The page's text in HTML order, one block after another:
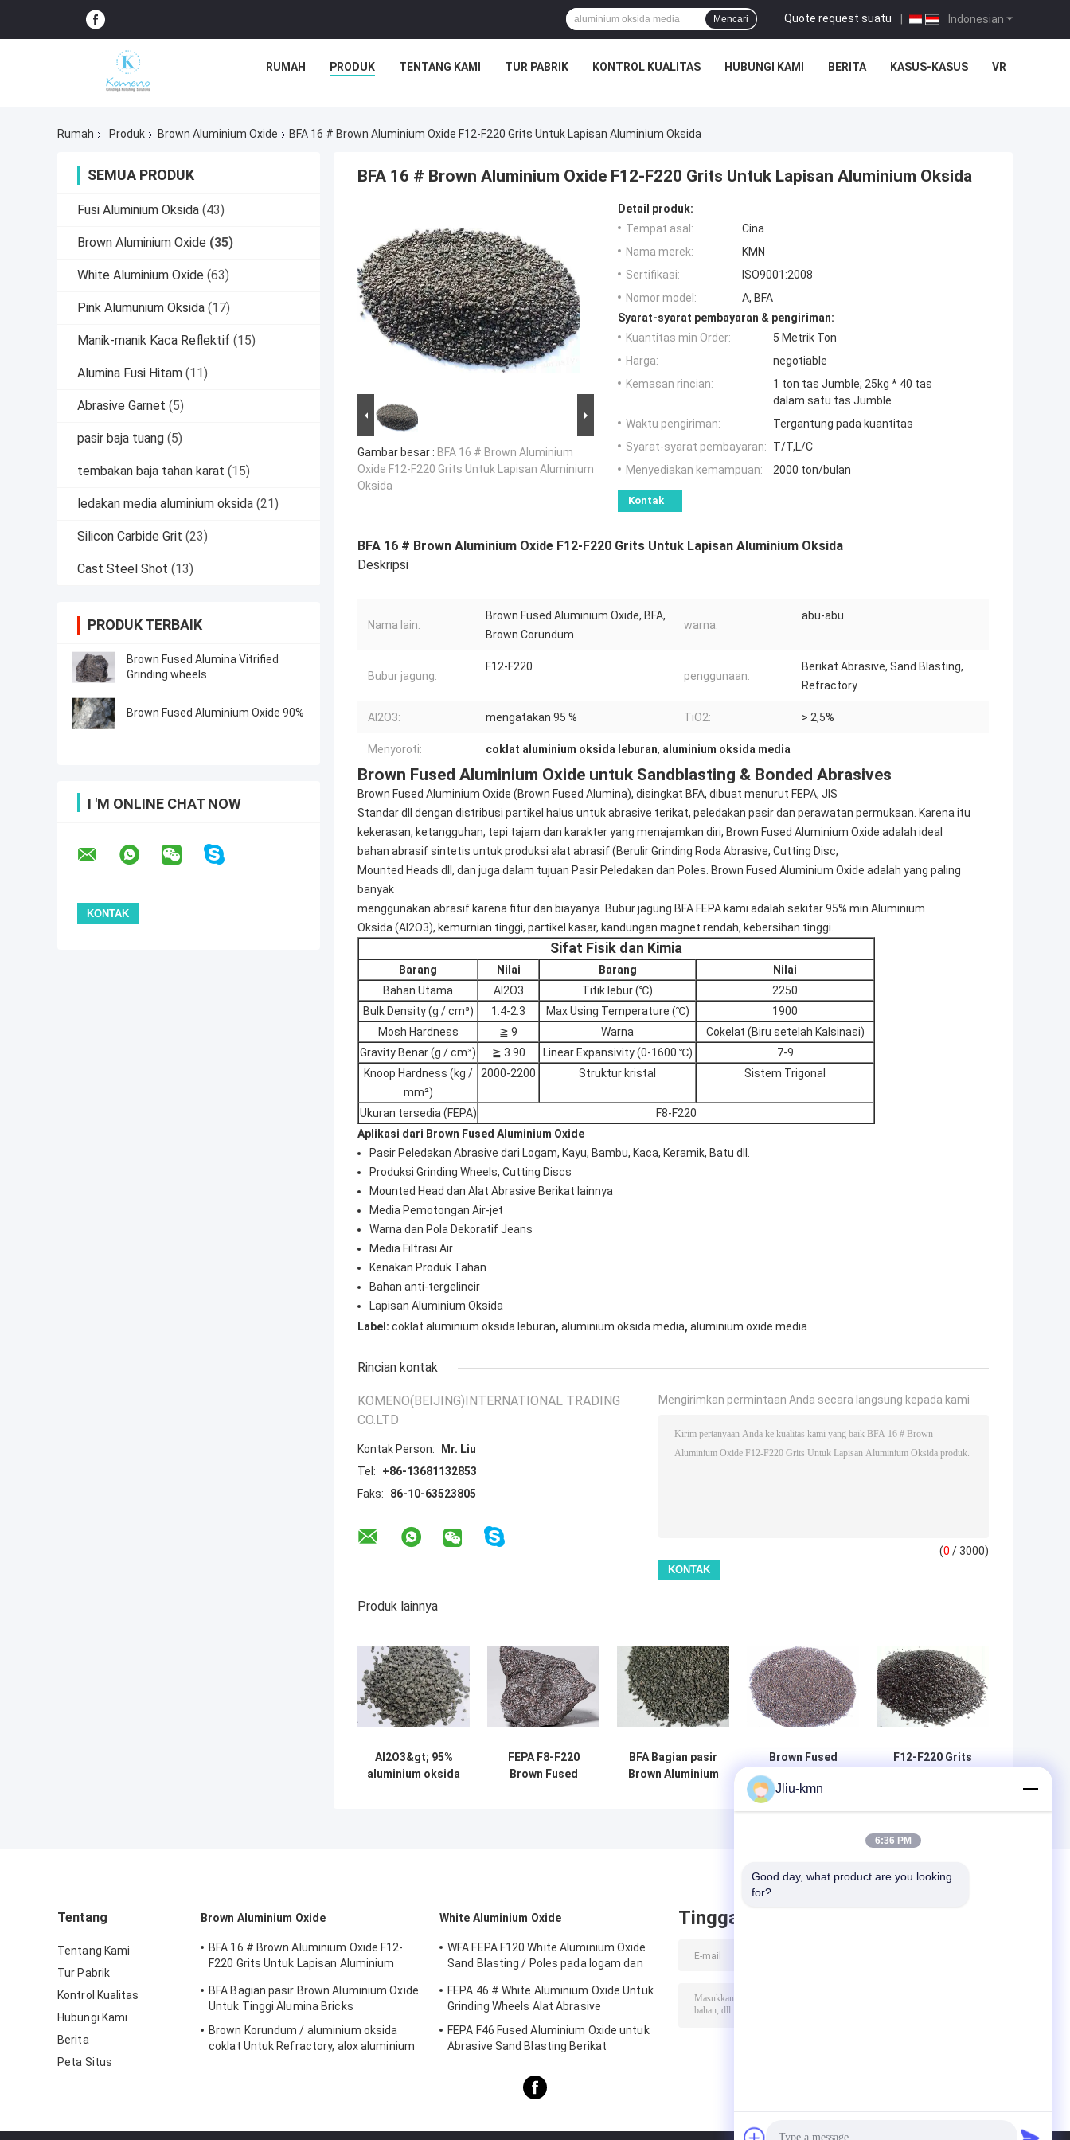
Indonesian
Quote request suatu |
Mencari
RUMAH PRODUK TENTANG KAMI TUR PABRIK KONTROL KUALITAS HUBUNGI KAMI BERITA KASUS-KASUS VR
Rumah Produk Brown Aluminium Oxide BFA 16 # Brown Aluminium Oxide F12-F220 Grits Untuk Lapisan Aluminium Oksida
SEMUA PRODUK
Fusi Aluminium Oksida (43)
Brown Aluminium Oxide (35)
White Aluminium Oxide (63)
Pink Alumunium Oksida (17)
Manik-manik Kaca Reflektif (15)
Alumina Fusi Hitam (11)
Abrasive Garnet (5)
pasir baja tuang (5)
tembakan baja tahan karat (15)
ledakan media aluminium oksida (21)
Silicon Carbide Grit (23)
Cast Steel Shot (13)
PRODUK TERBAIK
Brown Fused Alumina Vitrified
Grinding wheels
Brown Fused Aluminium Oxide 90%
I 'M ONLINE CHAT NOW
BFA 16 # Brown Aluminium Oxide F12-F220 Grits Untuk Lapisan Aluminium Oksida
Gambar besar : BFA 16 # Brown Aluminium
Oxide F12-F220 Grits Untuk Lapisan Aluminium
Oksida
Detail produk:
Tempat asal:
Cina
Nama merek:
KMN
Sertifikasi:
ISO9001:2008
Nomor model:
A, BFA
Syarat-syarat pembayaran & pengiriman:
Kuantitas min Order:
5 Metrik Ton
Harga:
negotiable
Kemasan rincian:
1 ton tas Jumble; 25kg * 40 tas
dalam satu tas Jumble
Waktu pengiriman:
Tergantung pada kuantitas
Syarat-syarat pembayaran:
T/T,L/C
Menyediakan kemampuan:
2000 ton/bulan
Kontak
BFA 16 # Brown Aluminium Oxide F12-F220 Grits Untuk Lapisan Aluminium Oksida
Deskripsi
Nama lain:
Brown Fused Aluminium Oxide, BFA,
Brown Corundum
warna:
abu-abu
Bubur jagung:
F12-F220
penggunaan:
Berikat Abrasive, Sand Blasting,
Refractory
Al2O3: mengatakan 95 % TiO2: > 2,5%
Menyoroti: coklat aluminium oksida leburan, aluminium oksida media
Brown Fused Aluminium Oxide untuk Sandblasting & Bonded Abrasives
Brown Fused Aluminium Oxide (Brown Fused Alumina), disingkat BFA, dibuat menurut FEPA, JIS
Standar dll dengan distribusi partikel halus untuk abrasive terikat, peledakan pasir dan perawatan permukaan. Karena itu
kekerasan, ketangguhan, tepi tajam dan karakter yang menajamkan diri, Brown Fused Aluminium Oxide adalah ideal
bahan abrasif sintetis untuk produksi alat abrasif (Berulir Grinding Roda Abrasive, Cutting Disc,
Mounted Heads dll, dan juga dalam tujuan Pasir Peledakan dan Poles. Brown Fused Aluminium Oxide adalah yang paling
banyak
menggunakan abrasif karena fitur dan biayanya. Bubur jagung BFA FEPA kami adalah sekitar 95% min Aluminium
Oksida (Al2O3), kemurnian tinggi, partikel kasar, kandungan magnet rendah, kebersihan tinggi.
Sifat Fisik dan Kimia
Barang Nilai Barang
Nilai
Bahan Utama
Al2O3 Titik lebur (℃)
2250
Bulk Density (g / cm³)
1.4-2.3 Max Using Temperature (℃)
1900
Mosh Hardness
≧ 9 Warna
Cokelat (Biru setelah Kalsinasi)
Gravity Benar (g / cm³)
≧ 3.90 Linear Expansivity (0-1600 ℃)
7-9
Knoop Hardness (kg /
mm²)
2000-2200 Struktur kristal Sistem Trigonal
Ukuran tersedia (FEPA)
F8-F220
Aplikasi dari Brown Fused Aluminium Oxide
Pasir Peledakan Abrasive dari Logam, Kayu, Bambu, Kaca, Keramik, Batu dll.
Produksi Grinding Wheels, Cutting Discs
Mounted Head dan Alat Abrasive Berikat lainnya
Media Pemotongan Air-jet
Warna dan Pola Dekoratif Jeans
Media Filtrasi Air
Kenakan Produk Tahan
Bahan anti-tergelincir
Lapisan Aluminium Oksida
Label: coklat aluminium oksida leburan, aluminium oksida media, aluminium oxide media
Rincian kontak
KOMENO(BEIJING)INTERNATIONAL TRADING
CO.LTD
Kontak Person:
Mr. Liu
Tel:
+86-13681132853
Faks:
86-10-63523805
Mengirimkan permintaan Anda secara langsung kepada kami
(0 / 3000)
Produk lainnya
Al2O3&gt; 95%
aluminium oksida
FEPA F8-F220
Brown Fused
BFA Bagian pasir
Brown Aluminium
Brown Fused
Alumina / Brown
Corundum untuk
Bahan Abrasive
F12-F220 Grits
Tentang
Tentang Kami
Tur Pabrik
Kontrol Kualitas
Hubungi Kami
Berita
Peta Situs
Brown Aluminium Oxide
BFA 16 # Brown Aluminium Oxide F12-
F220 Grits Untuk Lapisan Aluminium
BFA Bagian pasir Brown Aluminium Oxide
Untuk Tinggi Alumina Bricks
Brown Korundum / aluminium oksida
coklat Untuk Refractory, alox aluminium
White Aluminium Oxide
WFA FEPA F120 White Aluminium Oxide
Sand Blasting / Poles pada logam dan
FEPA 46 # White Aluminium Oxide Untuk
Grinding Wheels Alat Abrasive
FEPA F46 Fused Aluminium Oxide untuk
Abrasive Sand Blasting Berikat
Tinggalkan pesan
Jliu-kmn
6:36 PM
Good day, what product are you looking
for?